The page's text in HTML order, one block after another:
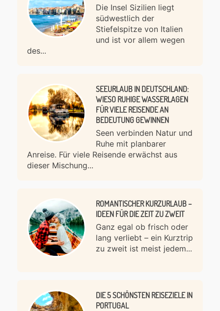
Die Insel Sizilien liegt
südwestlich der
Stiefelspitze von Italien
und ist vor allem wegen
des...
SEEURLAUB IN DEUTSCHLAND:
WIESO RUHIGE WASSERLAGEN
FÜR VIELE REISENDE AN
BEDEUTUNG GEWINNEN
Seen verbinden Natur und
Ruhe mit planbarer
Anreise. Für viele Reisende erwächst aus
dieser Mischung...
ROMANTISCHER KURZURLAUB –
IDEEN FÜR DIE ZEIT ZU ZWEIT
Ganz egal ob frisch oder
lang verliebt – ein Kurztrip
zu zweit ist meist jedem...
DIE 5 SCHÖNSTEN REISEZIELE IN
PORTUGAL